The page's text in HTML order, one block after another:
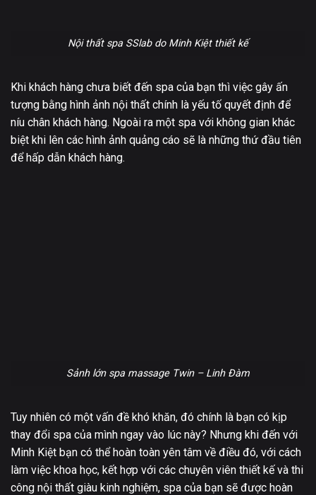
Nội thất spa SSlab do Minh Kiệt thiết kế
Khi khách hàng chưa biết đến spa của bạn thì việc gây ấn
tượng bằng hình ảnh nội thất chính là yếu tố quyết định để
níu chân khách hàng. Ngoài ra một spa với không gian khác
biệt khi lên các hình ảnh quảng cáo sẽ là những thứ đầu tiên
để hấp dẫn khách hàng.
Sảnh lớn spa massage Twin – Linh Đàm
Tuy nhiên có một vấn đề khó khăn, đó chính là bạn có kịp
thay đổi spa của mình ngay vào lúc này? Nhưng khi đến với
Minh Kiệt bạn có thể hoàn toàn yên tâm về điều đó, với cách
làm việc khoa học, kết hợp với các chuyên viên thiết kế và thi
công nội thất giàu kinh nghiệm, spa của bạn sẽ được hoàn